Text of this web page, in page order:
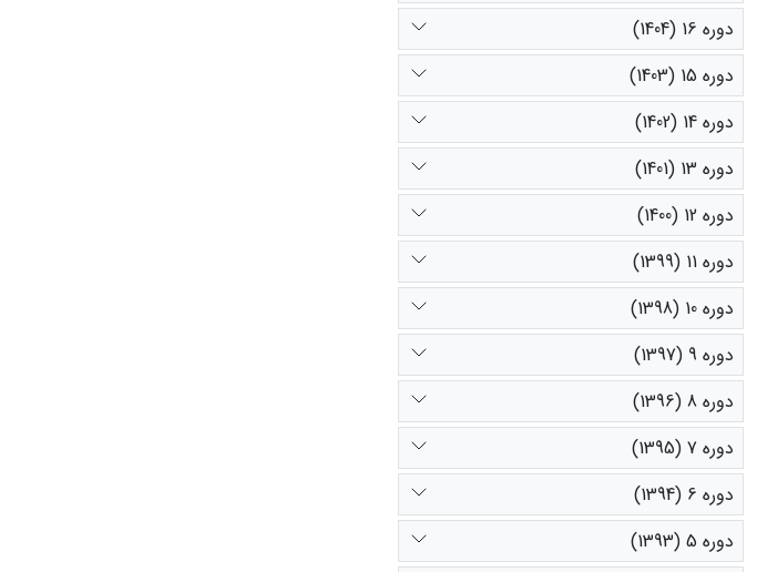
دوره 16 (1404)
دوره 15 (1403)
دوره 14 (1402)
دوره 13 (1401)
دوره 12 (1400)
دوره 11 (1399)
دوره 10 (1398)
دوره 9 (1397)
دوره 8 (1396)
دوره 7 (1395)
دوره 6 (1394)
دوره 5 (1393)